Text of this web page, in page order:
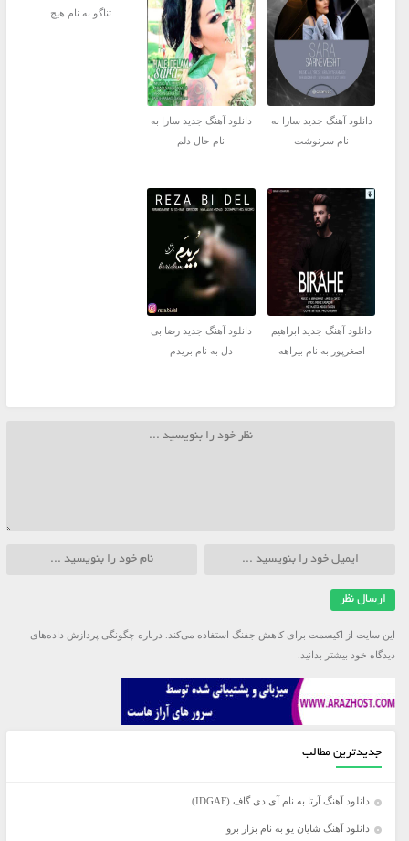
دانلود آهنگ جدید سارا به
نام سرنوشت
دانلود آهنگ جدید سارا به
نام حال دلم
ثناگو به نام هیچ
دانلود آهنگ جدید ابراهیم
اصغرپور به نام بیراهه
دانلود آهنگ جدید رضا بی
دل به نام بریدم
این سایت از اکیسمت برای کاهش جفنگ استفاده می‌کند. درباره چگونگی پردازش داده‌های
دیدگاه خود بیشتر بدانید.
جدیدترین مطالب
دانلود آهنگ آرتا به نام آی دی گاف (IDGAF)
دانلود آهنگ شایان یو به نام بزار برو